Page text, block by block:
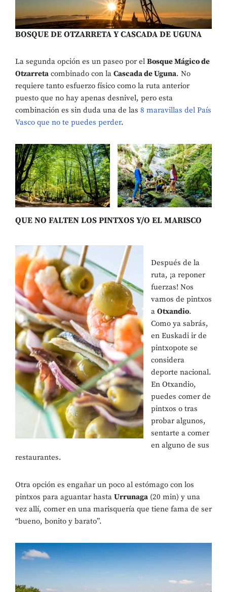
BOSQUE DE OTZARRETA Y CASCADA DE UGUNA
La segunda opción es un paseo por el Bosque Mágico de
Otzarreta combinado con la Cascada de Uguna. No
requiere tanto esfuerzo físico como la ruta anterior
puesto que no hay apenas desnivel, pero esta
combinación es sin duda una de las 8 maravillas del País
Vasco que no te puedes perder.
QUE NO FALTEN LOS PINTXOS Y/O EL MARISCO
Después de la
ruta, ¡a reponer
fuerzas! Nos
vamos de pintxos
a Otxandio.
Como ya sabrás,
en Euskadi ir de
pintxopote se
considera
deporte nacional.
En Otxandio,
puedes comer de
pintxos o tras
probar algunos,
sentarte a comer
en alguno de sus
restaurantes.
Otra opción es engañar un poco al estómago con los
pintxos para aguantar hasta Urrunaga (20 min) y una
vez allí, comer en una marisquería que tiene fama de ser
“bueno, bonito y barato”.